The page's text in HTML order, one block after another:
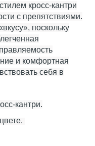
кросс-кантри
с препятствиями.
поскольку
и комфортная
себя в
кантри.